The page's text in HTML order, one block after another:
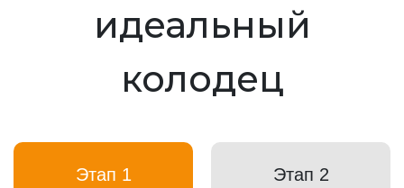
идеальный
колодец
Этап 1 Этап 2